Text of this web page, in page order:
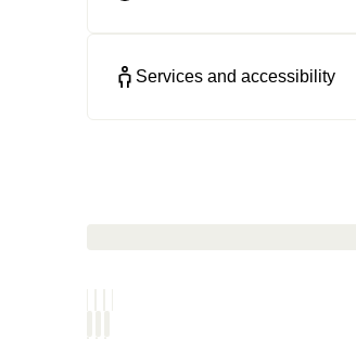
Services and accessibility